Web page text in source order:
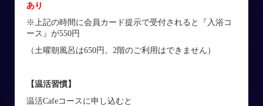
あり
※上記の時間に会員カード提示で受付されると『入浴コ
ース』が550円
（土曜朝風呂は650円。2階のご利用はできません）
【温活習慣】
温活Cafeコースに申し込むと